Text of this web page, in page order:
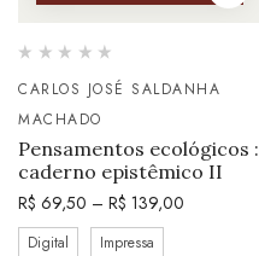
CARLOS JOSÉ SALDANHA
MACHADO
Pensamentos ecológicos :
caderno epistêmico II
R$ 69,50 – R$ 139,00
Digital Impressa